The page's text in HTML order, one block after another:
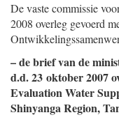
De vaste commissie
2008 overleg gevoerd
– de brief van de
d.d. 23 oktober 2007
Evaluation Water
Shinyanga Region,